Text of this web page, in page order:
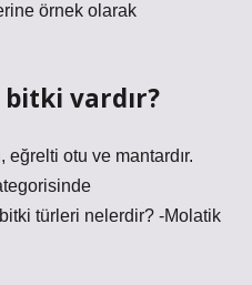
örnek olarak
vardır?
eğrelti otu ve mantardır.
türleri nelerdir? -Molatik